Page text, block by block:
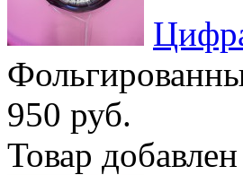
950 руб.
Товар добавлен